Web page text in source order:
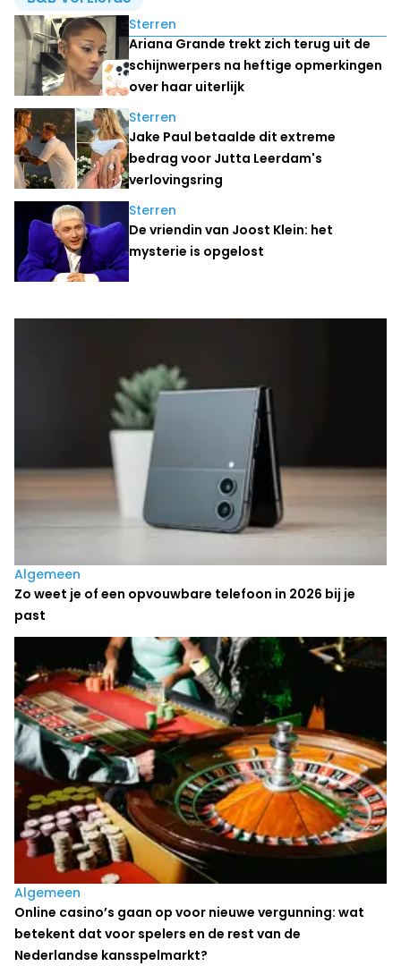
Lees ook
Sterren
Ariana Grande trekt zich terug uit de
schijnwerpers na heftige opmerkingen
over haar uiterlijk
Sterren
Jake Paul betaalde dit extreme
bedrag voor Jutta Leerdam's
verlovingsring
Sterren
De vriendin van Joost Klein: het
mysterie is opgelost
Laatste nieuws
Algemeen
Zo weet je of een opvouwbare telefoon in 2026 bij je
past
Algemeen
Online casino’s gaan op voor nieuwe vergunning: wat
betekent dat voor spelers en de rest van de
Nederlandse kansspelmarkt?